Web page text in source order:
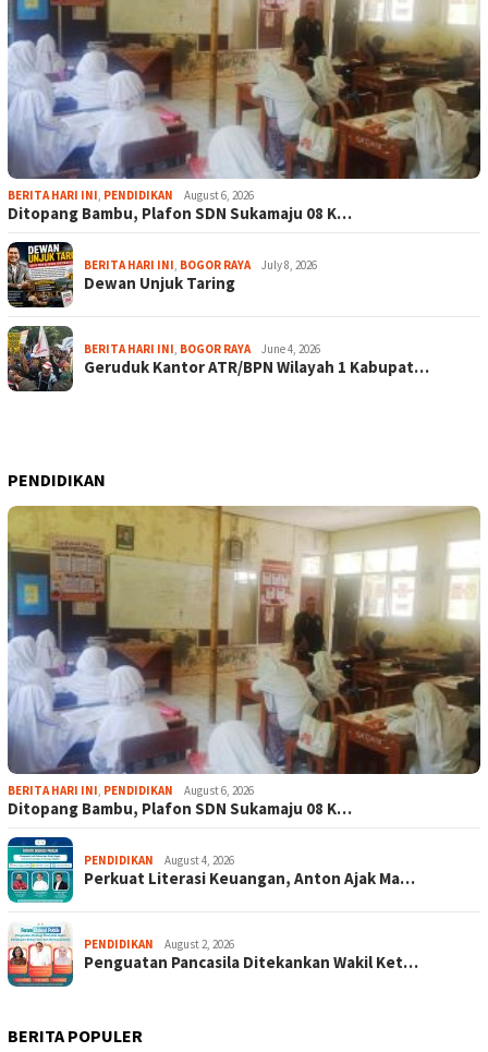
BERITA HARI INI, PENDIDIKAN August 6, 2026
Ditopang Bambu, Plafon SDN Sukamaju 08 K…
BERITA HARI INI, BOGOR RAYA July 8, 2026
Dewan Unjuk Taring
BERITA HARI INI, BOGOR RAYA June 4, 2026
Geruduk Kantor ATR/BPN Wilayah 1 Kabupat…
PENDIDIKAN
BERITA HARI INI, PENDIDIKAN August 6, 2026
Ditopang Bambu, Plafon SDN Sukamaju 08 K…
PENDIDIKAN August 4, 2026
Perkuat Literasi Keuangan, Anton Ajak Ma…
PENDIDIKAN August 2, 2026
Penguatan Pancasila Ditekankan Wakil Ket…
BERITA POPULER